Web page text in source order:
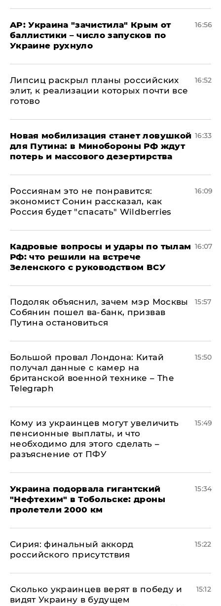
AP: Украина "зачистила" Крым от
баллистики – число запусков по
Украине рухнуло
16:56
Липсиц раскрыл планы российских
элит, к реализации которых почти все
готово
16:52
​Новая мобилизация станет ловушкой
для Путина: в Минобороны РФ ждут
потерь и массового дезертирства
16:33
Россиянам это не понравится:
экономист Сонин рассказал, как
Россия будет "спасать" Wildberries
16:09
Кадровые вопросы и удары по тылам
РФ: что решили на встрече
Зеленского с руководством ВСУ
16:07
Подоляк объяснил, зачем мэр Москвы
Собянин пошел ва-банк, призвав
Путина остановиться
15:57
Большой провал Лондона: Китай
получал данные с камер на
британской военной технике – The
Telegraph
15:50
Кому из украинцев могут увеличить
пенсионные выплаты, и что
необходимо для этого сделать –
разъяснение от ПФУ
15:49
Украина подорвала гигантский
"Нефтехим" в Тобольске: дроны
пролетели 2000 км
15:34
​Сирия: финальный аккорд
российского присутствия
15:22
Сколько украинцев верят в победу и
видят Украину в будущем
15:12